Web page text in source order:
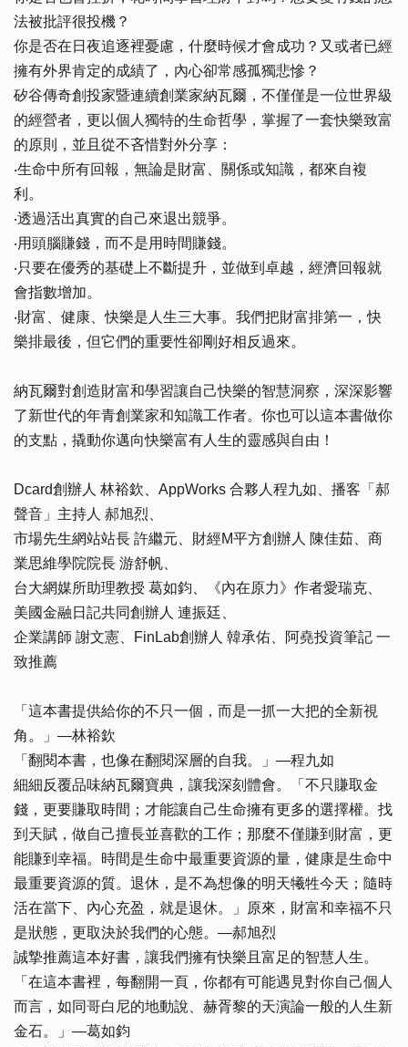
法被批評很投機？
你是否在日夜追逐裡憂慮，什麼時候才會成功？又或者已經
擁有外界肯定的成績了，內心卻常感孤獨悲慘？
矽谷傳奇創投家暨連續創業家納瓦爾，不僅僅是一位世界級
的經營者，更以個人獨特的生命哲學，掌握了一套快樂致富
的原則，並且從不吝惜對外分享：
‧生命中所有回報，無論是財富、關係或知識，都來自複
利。
‧透過活出真實的自己來退出競爭。
‧用頭腦賺錢，而不是用時間賺錢。
‧只要在優秀的基礎上不斷提升，並做到卓越，經濟回報就
會指數增加。
‧財富、健康、快樂是人生三大事。我們把財富排第一，快
樂排最後，但它們的重要性卻剛好相反過來。
納瓦爾對創造財富和學習讓自己快樂的智慧洞察，深深影響
了新世代的年青創業家和知識工作者。你也可以這本書做你
的支點，撬動你邁向快樂富有人生的靈感與自由！
Dcard創辦人 林裕欽、AppWorks 合夥人程九如、播客「郝
聲音」主持人 郝旭烈、
市場先生網站站長 許繼元、財經M平方創辦人 陳佳茹、商
業思維學院院長 游舒帆、
台大網媒所助理教授 葛如鈞、《內在原力》作者愛瑞克、
美國金融日記共同創辦人 連振廷、
企業講師 謝文憲、FinLab創辦人 韓承佑、阿堯投資筆記 一
致推薦
「這本書提供給你的不只一個，而是一抓一大把的全新視
角。」—林裕欽
「翻閱本書，也像在翻閱深層的自我。」—程九如
細細反覆品味納瓦爾寶典，讓我深刻體會。「不只賺取金
錢，更要賺取時間；才能讓自己生命擁有更多的選擇權。找
到天賦，做自己擅長並喜歡的工作；那麼不僅賺到財富，更
能賺到幸福。時間是生命中最重要資源的量，健康是生命中
最重要資源的質。退休，是不為想像的明天犧牲今天；隨時
活在當下、內心充盈，就是退休。」原來，財富和幸福不只
是狀態，更取決於我們的心態。—郝旭烈
誠摯推薦這本好書，讓我們擁有快樂且富足的智慧人生。
「在這本書裡，每翻開一頁，你都有可能遇見對你自己個人
而言，如同哥白尼的地動說、赫胥黎的天演論一般的人生新
金石。」—葛如鈞